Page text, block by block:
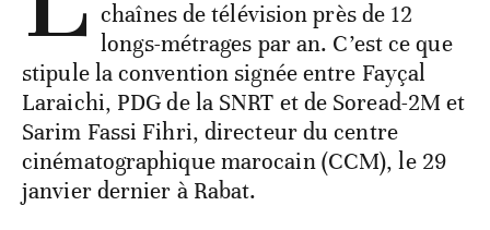
chaînes de télévision près de 12
longs-métrages par an. C’est ce que
stipule la convention signée entre Fayçal
Laraichi, PDG de la SNRT et de Soread-2M et
Sarim Fassi Fihri, directeur du centre
cinématographique marocain (CCM), le 29
janvier dernier à Rabat.